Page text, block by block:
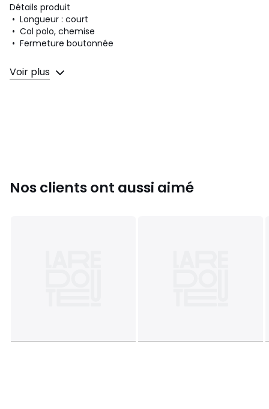
Détails produit
• Longueur : court
• Col polo, chemise
• Fermeture boutonnée
Composition et Entretien
• 100% coton
Voir plus
Nos clients ont aussi aimé